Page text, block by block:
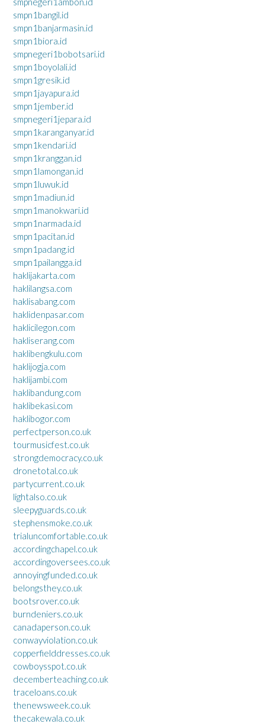
smpn1bangil.id
smpn1banjarmasin.id
smpn1biora.id
smpnegeri1bobotsari.id
smpn1boyolali.id
smpn1gresik.id
smpn1jayapura.id
smpn1jember.id
smpnegeri1jepara.id
smpn1karanganyar.id
smpn1kendari.id
smpn1kranggan.id
smpn1lamongan.id
smpn1luwuk.id
smpn1madiun.id
smpn1manokwari.id
smpn1narmada.id
smpn1pacitan.id
smpn1padang.id
smpn1pailangga.id
haklijakarta.com
haklilangsa.com
haklisabang.com
haklidenpasar.com
haklicilegon.com
hakliserang.com
haklibengkulu.com
haklijogja.com
haklijambi.com
haklibandung.com
haklibekasi.com
haklibogor.com
perfectperson.co.uk
tourmusicfest.co.uk
strongdemocracy.co.uk
dronetotal.co.uk
partycurrent.co.uk
lightalso.co.uk
sleepyguards.co.uk
stephensmoke.co.uk
trialuncomfortable.co.uk
accordingchapel.co.uk
accordingoversees.co.uk
annoyingfunded.co.uk
belongsthey.co.uk
bootsrover.co.uk
burndeniers.co.uk
canadaperson.co.uk
conwayviolation.co.uk
copperfielddresses.co.uk
cowboysspot.co.uk
decemberteaching.co.uk
traceloans.co.uk
thenewsweek.co.uk
thecakewala.co.uk